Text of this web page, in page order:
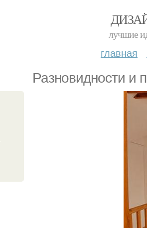
лучшие
главная
Разновидности и